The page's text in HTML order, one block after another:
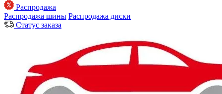
Распродажа
Распродажа шины Распродажа диски
Статус заказа